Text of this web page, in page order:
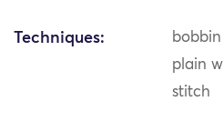
Techniques:
plain
stitch